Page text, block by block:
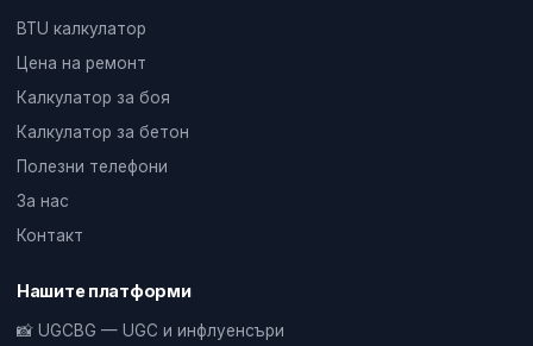
BTU калкулатор
Цена на ремонт
Калкулатор за боя
Калкулатор за бетон
Полезни телефони
За нас
Контакт
Нашите платформи
📸 UGCBG — UGC и инфлуенсъри